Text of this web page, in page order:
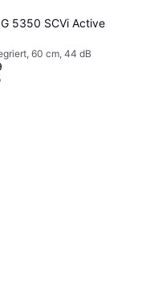
5350 SCVi Active
60 cm, 44 dB